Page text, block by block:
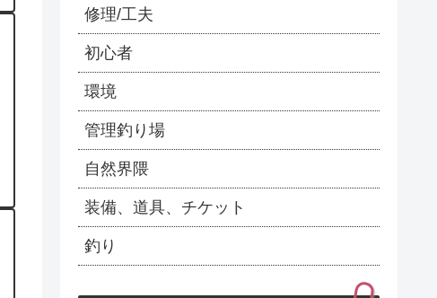
修理/工夫
初心者
環境
管理釣り場
自然界隈
装備、道具、チケット
釣り